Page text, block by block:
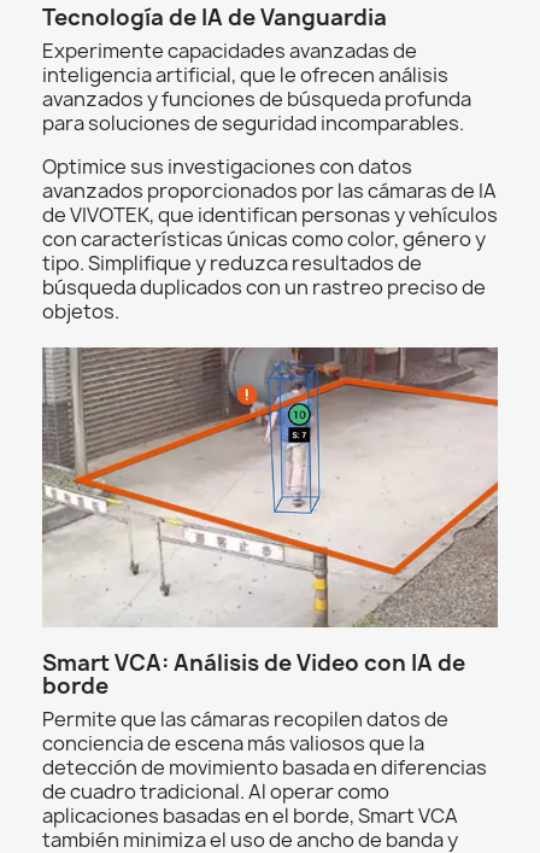
Tecnología de IA de Vanguardia
Experimente capacidades avanzadas de
inteligencia artificial, que le ofrecen análisis
avanzados y funciones de búsqueda profunda
para soluciones de seguridad incomparables.
Optimice sus investigaciones con datos
avanzados proporcionados por las cámaras de IA
de VIVOTEK, que identifican personas y vehículos
con características únicas como color, género y
tipo. Simplifique y reduzca resultados de
búsqueda duplicados con un rastreo preciso de
objetos.
Smart VCA: Análisis de Video con IA de
borde
Permite que las cámaras recopilen datos de
conciencia de escena más valiosos que la
detección de movimiento basada en diferencias
de cuadro tradicional. Al operar como
aplicaciones basadas en el borde, Smart VCA
también minimiza el uso de ancho de banda y